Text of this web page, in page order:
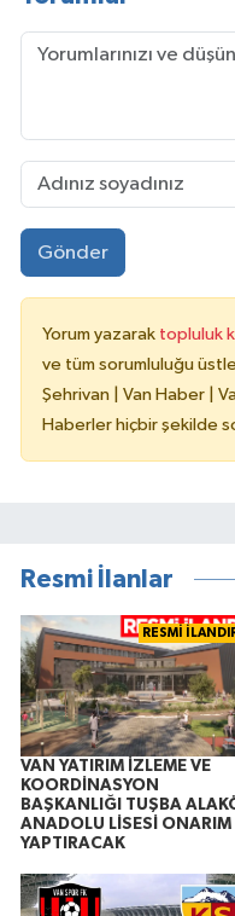
Gönder
Yorum yazarak topluluk
ve tüm sorumluluğu
Şehrivan | Van Haber |
Haberler hiçbir şekilde
Resmi İlanlar
RESMİ
VAN YATIRIM İZLEME VE
KOORDİNASYON
BAŞKANLIĞI TUŞBA
ANADOLU LİSESİ ONARIM
YAPTIRACAK